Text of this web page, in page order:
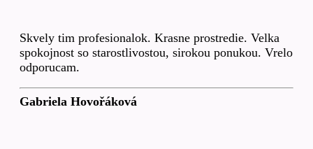
Skvely tim profesionalok. Krasne prostredie. Velka
spokojnost so starostlivostou, sirokou ponukou. Vrelo
odporucam.
Gabriela Hovořáková